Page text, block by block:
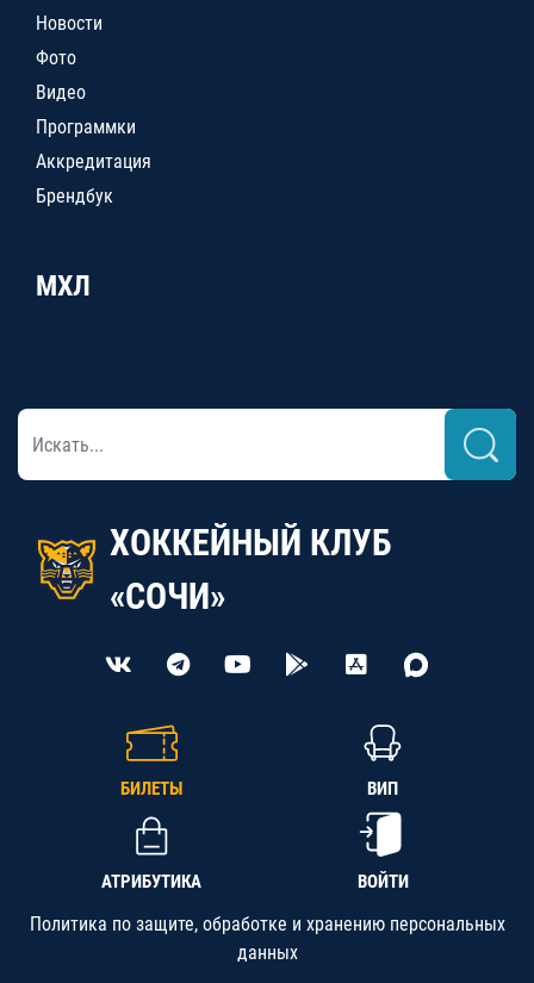
Новости
Фото
Видео
Программки
Аккредитация
Брендбук
МХЛ
ХОККЕЙНЫЙ КЛУБ
«СОЧИ»
БИЛЕТЫ ВИП
АТРИБУТИКА ВОЙТИ
Политика по защите, обработке и хранению персональных
данных